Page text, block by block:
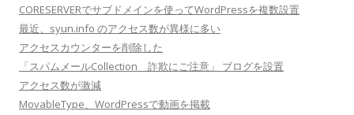
CORESERVERでサブドメインを使ってWordPressを複数設置
最近、syun.info のアクセス数が異様に多い
アクセスカウンターを削除した
「スパムメールCollection 詐欺にご注意」 ブログを設置
アクセス数が激減
MovableType、WordPressで動画を掲載